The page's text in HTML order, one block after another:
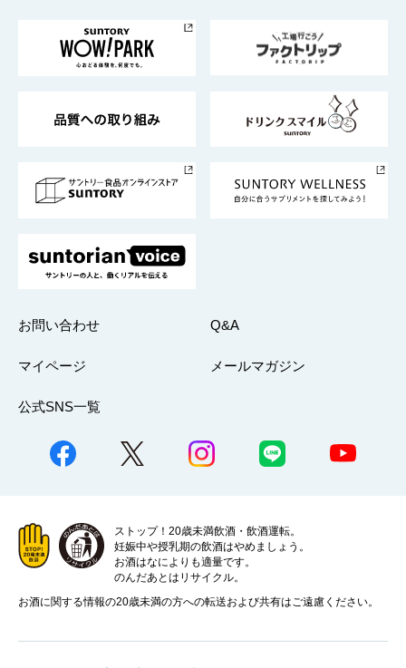
地域情報
サントリーサンバーズ大阪
サントリーが考えるサステナビリティ経営
企業概要
採用情報
お問い合わせ Q&A
マイページ メールマガジン
公式SNS一覧
ストップ！20歳未満飲酒・飲酒運転。
妊娠中や授乳期の飲酒はやめましょう。
お酒はなによりも適量です。
のんだあとはリサイクル。
お酒に関する情報の20歳未満の方への転送および共有はご遠慮ください。